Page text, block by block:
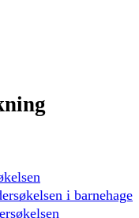
i barnehage